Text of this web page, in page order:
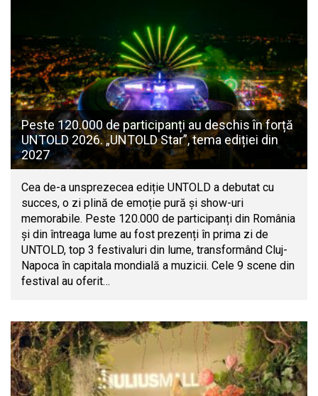
Peste 120.000 de participanți au deschis în forță
UNTOLD 2026. „UNTOLD Star”, tema ediției din
2027
Cea de-a unsprezecea ediție UNTOLD a debutat cu
succes, o zi plină de emoție pură și show-uri
memorabile. Peste 120.000 de participanți din România
și din întreaga lume au fost prezenți în prima zi de
UNTOLD, top 3 festivaluri din lume, transformând Cluj-
Napoca în capitala mondială a muzicii. Cele 9 scene din
festival au oferit…